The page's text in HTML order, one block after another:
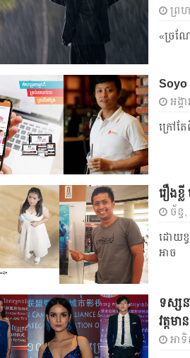
ព្រហ
«ច្រណ
Soyo
អង្គ
ក្រៅ​ត
រឿងខ្
ច័ន្ទ
ដោយខ្
អាច
ទស្សន
វត្តម
អាទិ